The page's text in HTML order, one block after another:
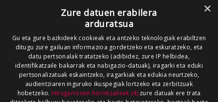
×
Zure datuen erabilera
arduratsua
Gu eta gure bazkideek cookieak eta antzeko teknologiak erabiltzen
ditugu zure gailuan informazioa gordetzeko eta eskuratzeko, eta
datu pertsonalak tratatzeko (adibidez, zure IP helbidea,
identifikatzaile bakarrak eta nabigazio-datuak), iragarki eta eduki
pertsonalizatuak eskaintzeko, iragarkiak eta edukia neurtzeko,
audientziaren inguruko ikuspegiak lortzeko eta zerbitzuak
hobetzeko. Hirugarrenen hornitzaileek (4)zure datuak ere trata